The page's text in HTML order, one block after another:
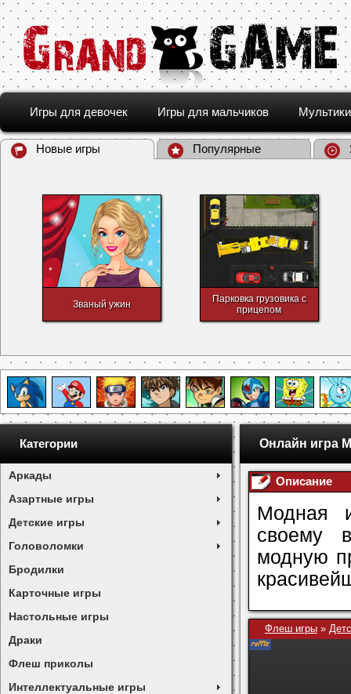
Игры для девочек Игры для мальчиков Мультики
Новые игры Популярные
Званый ужин
Парковка грузовика с
прицепом
Категории
Аркады
Азартные игры
Детские игры
Головоломки
Бродилки
Карточные игры
Настольные игры
Драки
Флеш приколы
Интеллектуальные игры
Онлайн игра
Описание
Модная
своему
модную
Флеш игры »